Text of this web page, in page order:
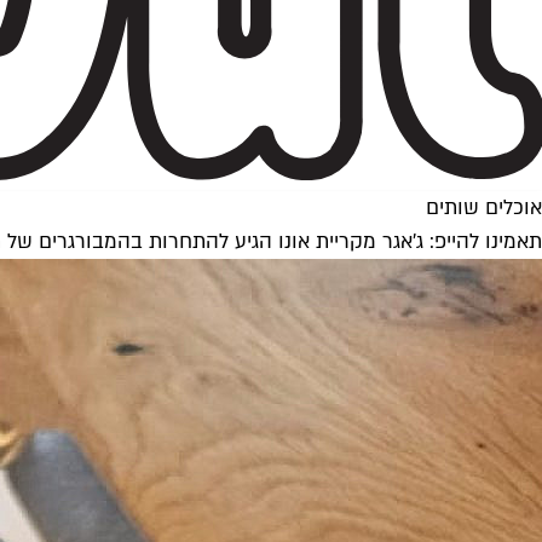
אוכלים שותים
תאמינו להייפ: ג'אגר מקריית אונו הגיע להתחרות בהמבורגרים